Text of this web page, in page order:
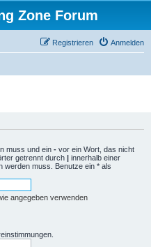
Zone Forum
Anmelden
Registrieren
muss und ein - vor ein Wort, das nicht
getrennt durch | innerhalb einer
werden muss. Benutze ein * als
angegeben verwenden